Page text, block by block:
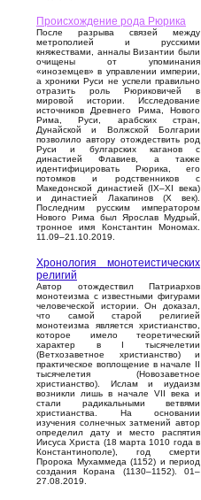
Происхождение рода Рюрика
После разрыва связей между
метрополией и русскими
княжествами, анналы Византии были
очищены от упоминания
«иноземцев» в управлении империи,
а хроники Руси не успели правильно
отразить роль Рюриковичей в
мировой истории. Исследование
источников Древнего Рима, Нового
Рима, Руси, арабских стран,
Дунайской и Волжской Болгарии
позволило автору отождествить род
Руси и булгарских каганов с
династией Флавиев, а также
идентифицировать Рюрика, его
потомков и родственников с
Македонской династией (IX–XI века)
и династией Лакапинов (X век).
Последним русским императором
Нового Рима был Ярослав Мудрый,
тронное имя Константин Мономах.
11.09–21.10.2019.
Хронология монотеистических
религий
Автор отождествил Патриархов
монотеизма с известными фигурами
человеческой истории. Он доказал,
что самой старой религией
монотеизма является христианство,
которое имело теоретический
характер в I тысячелетии
(Ветхозаветное христианство) и
практическое воплощение в начале II
тысячелетия (Новозаветное
христианство). Ислам и иудаизм
возникли лишь в начале VII века и
стали радикальными ветвями
христианства. На основании
изучения солнечных затмений автор
определил дату и место распятия
Иисуса Христа (18 марта 1010 года в
Константинополе), год смерти
Пророка Мухаммеда (1152) и период
создания Корана (1130–1152). 01–
27.08.2019.